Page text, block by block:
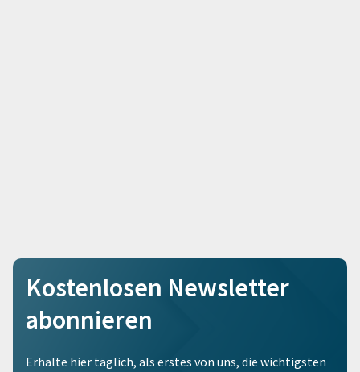
Kostenlosen Newsletter
abonnieren
Erhalte hier täglich, als erstes von uns, die wichtigsten